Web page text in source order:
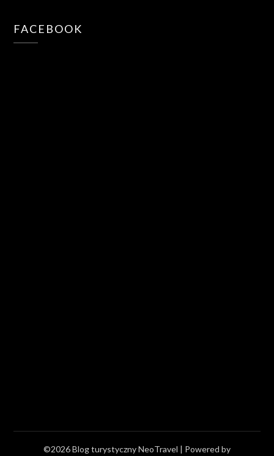
FACEBOOK
©2026 Blog turystyczny NeoTravel | Powered by